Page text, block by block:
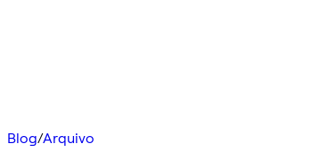
Blog/Arquivo